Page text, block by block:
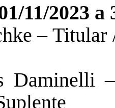
11/2023 a
–
Daminelli